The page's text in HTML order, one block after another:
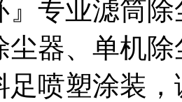
』专业滤筒
尘器、单机
足喷塑涂装